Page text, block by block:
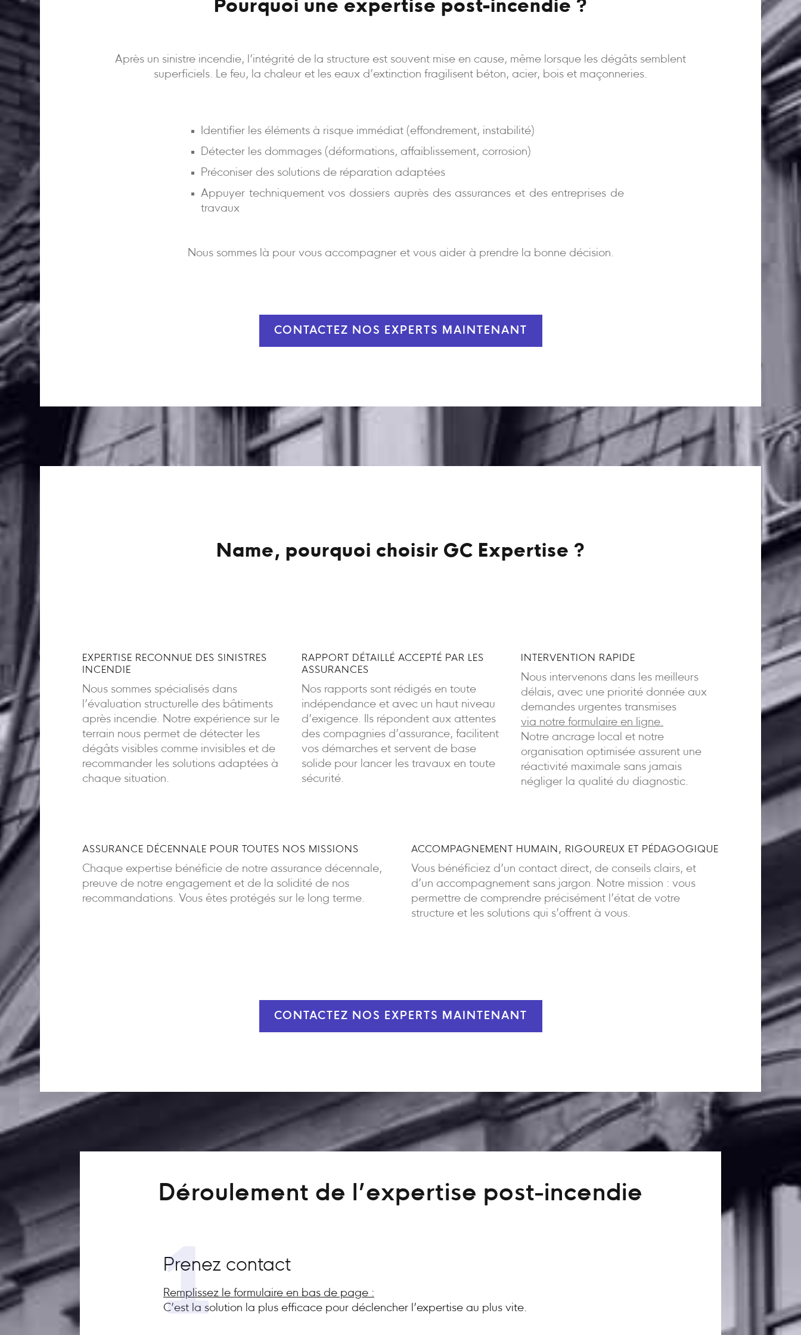
Pourquoi une expertise post-incendie ?
Après un sinistre incendie, l’intégrité de la structure est souvent mise en cause, même lorsque les dégâts semblent
superficiels. Le feu, la chaleur et les eaux d’extinction fragilisent béton, acier, bois et maçonneries.
Identifier les éléments à risque immédiat (effondrement, instabilité)
Détecter les dommages (déformations, affaiblissement, corrosion)
Préconiser des solutions de réparation adaptées
Appuyer techniquement vos dossiers auprès des assurances et des entreprises de
travaux
Nous sommes là pour vous accompagner et vous aider à prendre la bonne décision.
CONTACTEZ NOS EXPERTS MAINTENANT
Name, pourquoi choisir GC Expertise ?
EXPERTISE RECONNUE DES SINISTRES
INCENDIE
Nous sommes spécialisés dans
l’évaluation structurelle des bâtiments
après incendie. Notre expérience sur le
terrain nous permet de détecter les
dégâts visibles comme invisibles et de
recommander les solutions adaptées à
chaque situation.
RAPPORT DÉTAILLÉ ACCEPTÉ PAR LES
ASSURANCES
Nos rapports sont rédigés en toute
indépendance et avec un haut niveau
d’exigence. Ils répondent aux attentes
des compagnies d’assurance, facilitent
vos démarches et servent de base
solide pour lancer les travaux en toute
sécurité.
INTERVENTION RAPIDE
Nous intervenons dans les meilleurs
délais, avec une priorité donnée aux
demandes urgentes transmises
via notre formulaire en ligne.
Notre ancrage local et notre
organisation optimisée assurent une
réactivité maximale sans jamais
négliger la qualité du diagnostic.
ASSURANCE DÉCENNALE POUR TOUTES NOS MISSIONS
Chaque expertise bénéficie de notre assurance décennale,
preuve de notre engagement et de la solidité de nos
recommandations. Vous êtes protégés sur le long terme.
ACCOMPAGNEMENT HUMAIN, RIGOUREUX ET PÉDAGOGIQUE
Vous bénéficiez d’un contact direct, de conseils clairs, et
d’un accompagnement sans jargon. Notre mission : vous
permettre de comprendre précisément l’état de votre
structure et les solutions qui s’offrent à vous.
CONTACTEZ NOS EXPERTS MAINTENANT
Déroulement de l’expertise post-incendie
1
Prenez contact
Remplissez le formulaire en bas de page :
C’est la solution la plus efficace pour déclencher l’expertise au plus vite.